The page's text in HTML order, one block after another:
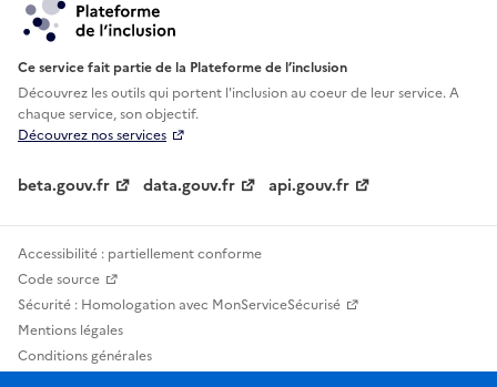
Ce service fait partie de la Plateforme de l’inclusion
Découvrez les outils qui portent l'inclusion aucoeur de leur service. A
chaque service, son objectif.
Découvrez nos services
beta.gouv.fr data.gouv.fr api.gouv.fr
Accessibilité : partiellement conforme
Code source
Sécurité : Homologation avec MonServiceSécurisé
Mentions légales
Conditions générales